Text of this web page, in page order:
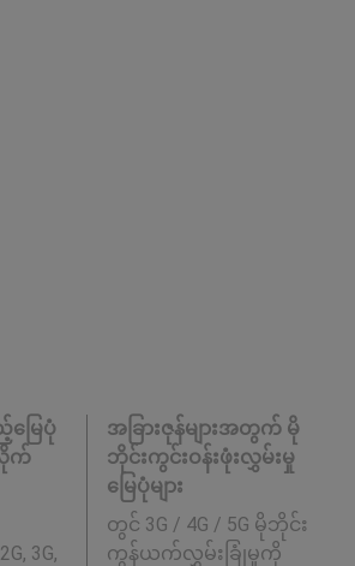
ြေပုံ
က်
3G,
အခြားဇုန်များအတွက် မို
ဘိုင်းကွင်းဝန်းဖုံးလွှမ်းမှု
မြေပုံများ
တွင် 3G / 4G / 5G မိုဘိုင်း
ကွန်ယက်လွှမ်းခြုံမှုကို